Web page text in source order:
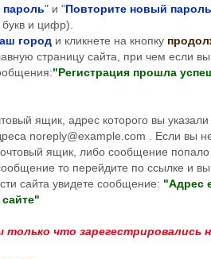
" и "Повторите новый пароль
и цифр).
город и кликнете на кнопку
страницу сайта, при чем если
"Регистрация прошла
ящик, адрес которого вы
noreply@example.com . Если вы
ящик, либо сообщение попало
то перейдите по ссылке и вы
сайта увидете сообщение: "Адрес
только что зарегестрировались